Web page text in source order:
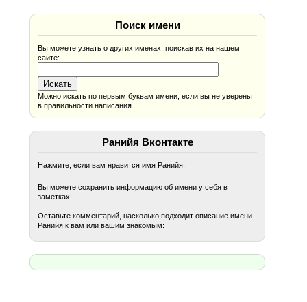
Поиск имени
Вы можете узнать о других именах, поискав их на нашем
сайте:
Можно искать по первым буквам имени, если вы не уверены
в правильности написания.
Ранийя Вконтакте
Нажмите, если вам нравится имя Ранийя:
Вы можете сохранить информацию об имени у себя в
заметках:
Оставьте комментарий, насколько подходит описание имени
Ранийя к вам или вашим знакомым: